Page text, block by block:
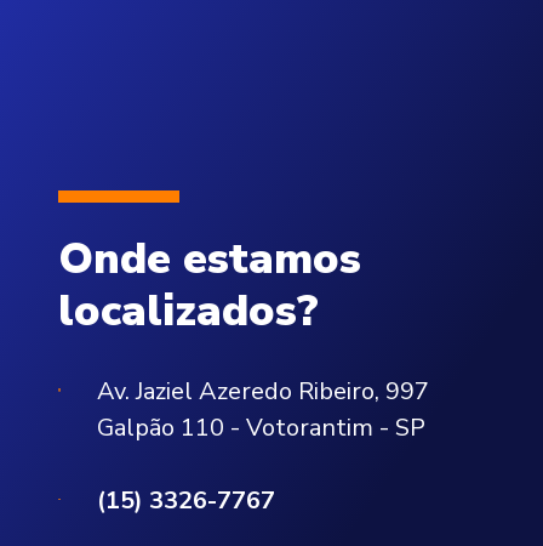
Onde estamos
localizados?
Av. Jaziel Azeredo Ribeiro, 997
Galpão 110 - Votorantim - SP
(15) 3326-7767